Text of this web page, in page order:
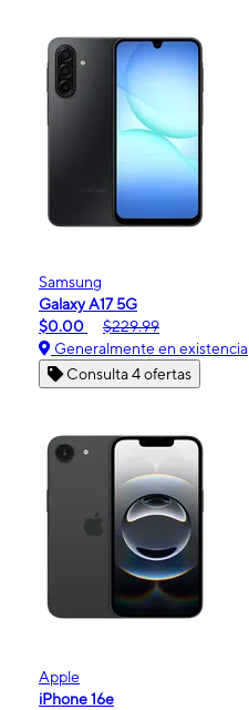
Samsung
Galaxy A17 5G
$0.00
$229.99
Generalmente en existencia
Consulta 4 ofertas
Apple
iPhone 16e